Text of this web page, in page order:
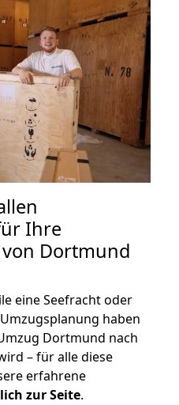
Ihre
Dortmund
eine Seefracht oder
haben
Dortmund nach
– für alle diese
erfahrene
zur Seite.